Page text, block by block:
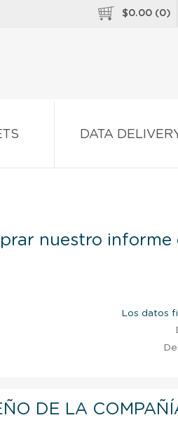
$0.00 (0)
DATA
nuestro informe
Los datos
DE LA